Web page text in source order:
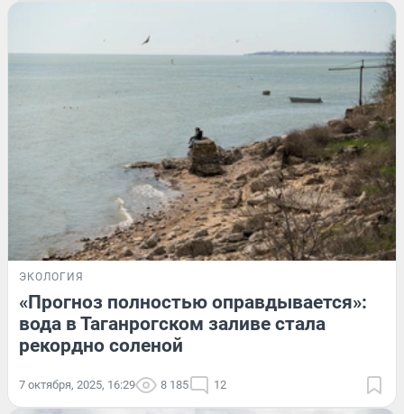
ЭКОЛОГИЯ
«Прогноз полностью оправдывается»:
вода в Таганрогском заливе стала
рекордно соленой
7 октября, 2025, 16:29 8 185 12